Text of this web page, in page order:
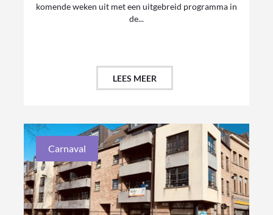
komende weken uit met een uitgebreid programma in
de...
LEES MEER
Carnaval